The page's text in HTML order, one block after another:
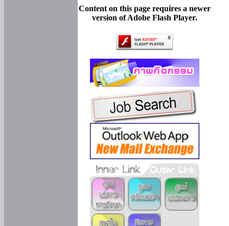
Content on this page requires a newer
version of Adobe Flash Player.